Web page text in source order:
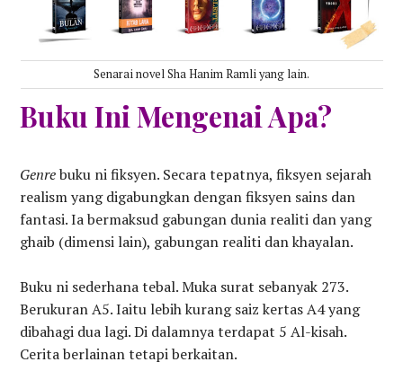
Senarai novel Sha Hanim Ramli yang lain.
Buku Ini Mengenai Apa?
Genrebuku ni fiksyen. Secara tepatnya, fiksyen sejarah
realism yang digabungkan dengan fiksyen sains dan
fantasi. Ia bermaksud gabungan dunia realiti dan yang
ghaib (dimensi lain), gabungan realiti dan khayalan.
Buku ni sederhana tebal. Muka surat sebanyak 273.
Berukuran A5. Iaitu lebih kurang saiz kertas A4 yang
dibahagi dua lagi. Di dalamnya terdapat 5 Al-kisah.
Cerita berlainan tetapi berkaitan.